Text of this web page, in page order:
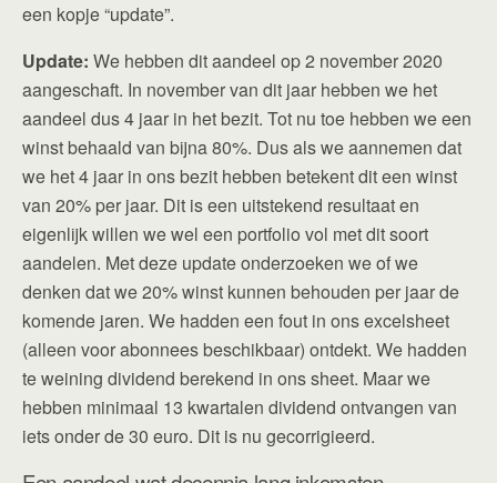
een kopje “update”.
Update: We hebben dit aandeel op 2 november 2020
aangeschaft. In november van dit jaar hebben we het
aandeel dus 4 jaar in het bezit. Tot nu toe hebben we een
winst behaald van bijna 80%. Dus als we aannemen dat
we het 4 jaar in ons bezit hebben betekent dit een winst
van 20% per jaar. Dit is een uitstekend resultaat en
eigenlijk willen we wel een portfolio vol met dit soort
aandelen. Met deze update onderzoeken we of we
denken dat we 20% winst kunnen behouden per jaar de
komende jaren. We hadden een fout in ons excelsheet
(alleen voor abonnees beschikbaar) ontdekt. We hadden
te weining dividend berekend in ons sheet. Maar we
hebben minimaal 13 kwartalen dividend ontvangen van
iets onder de 30 euro. Dit is nu gecorrigieerd.